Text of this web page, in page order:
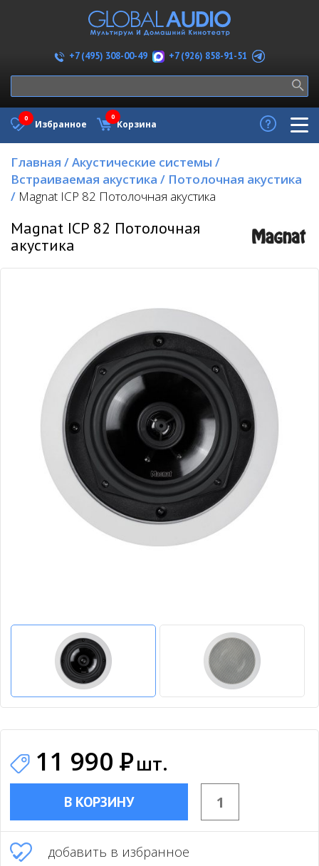
+7 (495) 308-00-49 +7 (926) 858-91-51
Избранное
0
Корзина
0
Главная /Акустические системы /
Встраиваемая акустика / Потолочная акустика
/ Magnat ICP 82 Потолочная акустика
Magnat ICP 82 Потолочная
акустика
11 990 Ршт.
В КОРЗИНУ
добавить в избранное